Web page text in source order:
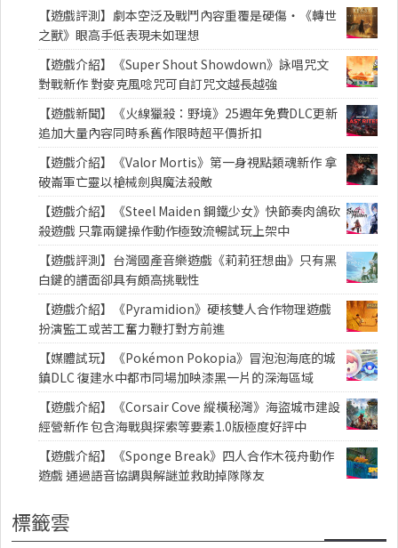
【遊戲評測】劇本空泛及戰鬥內容重覆是硬傷・《轉世
之獸》眼高手低表現未如理想
【遊戲介紹】《Super Shout Showdown》詠唱咒文
對戰新作 對麥克風唸咒可自訂咒文越長越強
【遊戲新聞】《火線獵殺：野境》25週年免費DLC更新
追加大量內容同時系舊作限時超平價折扣
【遊戲介紹】《Valor Mortis》第一身視點類魂新作 拿
破崙軍亡靈以槍械劍與魔法殺敵
【遊戲介紹】《Steel Maiden 鋼鐵少女》快節奏肉鴿砍
殺遊戲 只靠兩鍵操作動作極致流暢試玩上架中
【遊戲評測】台灣國產音樂遊戲《莉莉狂想曲》只有黑
白鍵的譜面卻具有頗高挑戰性
【遊戲介紹】《Pyramidion》硬核雙人合作物理遊戲
扮演監工或苦工奮力鞭打對方前進
【媒體試玩】《Pokémon Pokopia》冒泡泡海底的城
鎮DLC 復建水中都市同場加映漆黑一片的深海區域
【遊戲介紹】《Corsair Cove 縱橫秘灣》海盜城市建設
經營新作 包含海戰與探索等要素1.0版極度好評中
【遊戲介紹】《Sponge Break》四人合作木筏舟動作
遊戲 通過語音協調與解謎並救助掉隊隊友
標籤雲